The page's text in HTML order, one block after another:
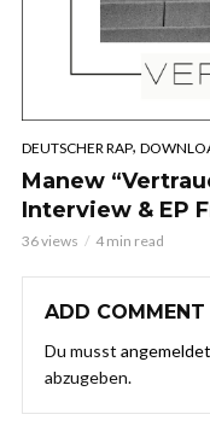
DEUTSCHER RAP,
Manew
Interview & EP
36 views 4 min read
ADD COMMENT
Du musst angemeldet
abzugeben.